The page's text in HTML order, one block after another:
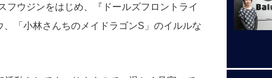
ウジンをはじめ、『ドールズフロントライ
「小林さんちのメイドラゴンS」のイルルな